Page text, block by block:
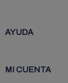
AYUDA
MI CUENTA